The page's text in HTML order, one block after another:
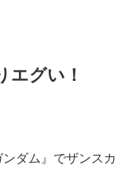
グい！
ンダム』でザンスカ